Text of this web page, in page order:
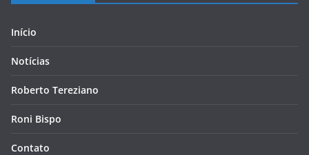
Início
Notícias
Roberto Tereziano
Roni Bispo
Contato